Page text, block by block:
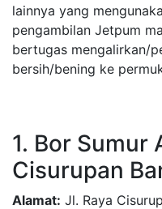
lainnya yang
pengambilan Jetpum
bertugas mengalirkan/
bersih/bening ke
1. Bor Sumur
Cisurupan
Alamat: Jl. Raya